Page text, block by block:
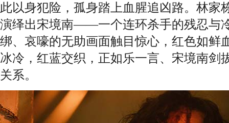
此以身犯险，孤身踏上血腥追凶路。林家
演绎出宋境南——一个连环杀手的残忍与
绑、哀嚎的无助画面触目惊心，红色如鲜
冰冷，红蓝交织，正如乐一言、宋境南剑
关系。